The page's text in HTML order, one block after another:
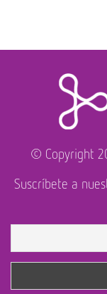
© Copyright
Suscríbete a